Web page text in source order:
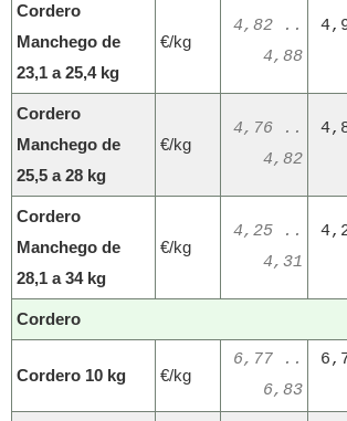
Cordero
Manchego de
23,1 a 25,4 kg
€/kg
4,82 ..
4,88
Cordero
Manchego de
25,5 a 28 kg
€/kg
4,76 ..
4,82
Cordero
Manchego de
28,1 a 34 kg
€/kg
4,25 ..
4,31
Cordero
Cordero 10 kg €/kg
6,77 ..
6,83